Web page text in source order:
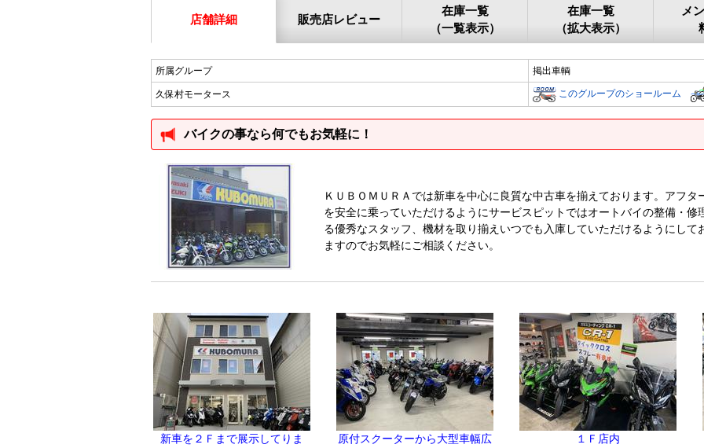
店舗詳細 販売店レビュー
在庫一覧
（一覧表示）
在庫一覧
（拡大表示）
メ
所属グループ 掲出車輌
久保村モータース このグループのショールーム
バイクの事なら何でもお気軽に！
ＫＵＢＯＭＵＲＡでは新車を中心に良質な中古車を揃えております。アフ
を安全に乗っていただけるようにサービスピットではオートバイの整備・
る優秀なスタッフ、機材を取り揃えいつでも入庫していただけるようにし
ますのでお気軽にご相談ください。
新車を２Ｆまで展示してりま
原付スクーターから大型車幅広
１Ｆ店内